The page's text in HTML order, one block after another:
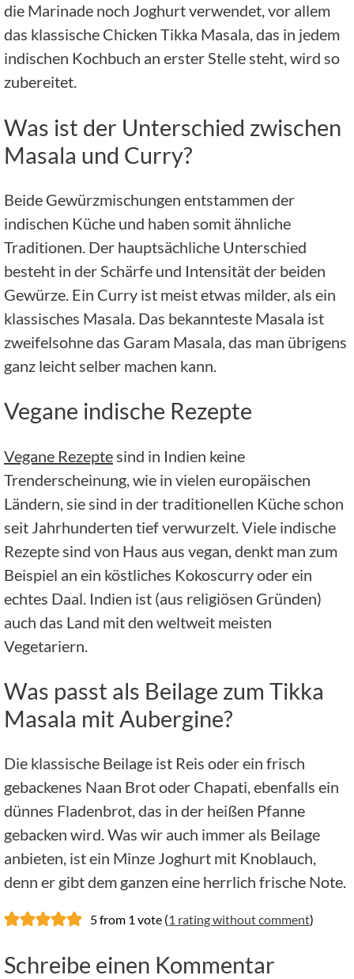
die Marinade noch Joghurt verwendet, vor allem
das klassische Chicken Tikka Masala, das in jedem
indischen Kochbuch an erster Stelle steht, wird so
zubereitet.
Was ist der Unterschied zwischen
Masala und Curry?
Beide Gewürzmischungen entstammen der
indischen Küche und haben somit ähnliche
Traditionen. Der hauptsächliche Unterschied
besteht in der Schärfe und Intensität der beiden
Gewürze. Ein Curry ist meist etwas milder, als ein
klassisches Masala. Das bekannteste Masala ist
zweifelsohne das Garam Masala, das man übrigens
ganz leicht selber machen kann.
Vegane indische Rezepte
Vegane Rezepte sind in Indien keine
Trenderscheinung, wie in vielen europäischen
Ländern, sie sind in der traditionellen Küche schon
seit Jahrhunderten tief verwurzelt. Viele indische
Rezepte sind von Haus aus vegan, denkt man zum
Beispiel an ein köstliches Kokoscurry oder ein
echtes Daal. Indien ist (aus religiösen Gründen)
auch das Land mit den weltweit meisten
Vegetariern.
Was passt als Beilage zum Tikka
Masala mit Aubergine?
Die klassische Beilage ist Reis oder ein frisch
gebackenes Naan Brot oder Chapati, ebenfalls ein
dünnes Fladenbrot, das in der heißen Pfanne
gebacken wird. Was wir auch immer als Beilage
anbieten, ist ein Minze Joghurt mit Knoblauch,
denn er gibt dem ganzen eine herrlich frische Note.
5 from 1 vote (1 rating without comment)
Schreibe einen Kommentar